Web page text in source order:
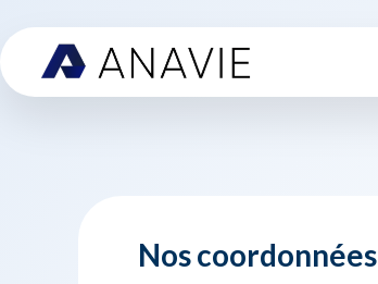
Nos coordonnées